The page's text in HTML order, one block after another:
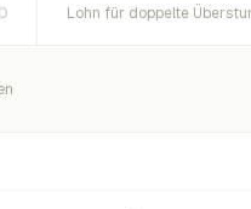
Lohn für doppelte